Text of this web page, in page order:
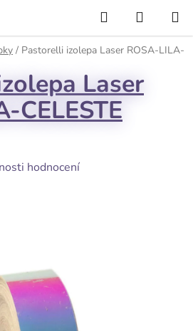
Hledat
KOŠÍK
/ Pastorelli izolepa Laser ROSA-LILA-
Laser
CELESTE
hodnocení